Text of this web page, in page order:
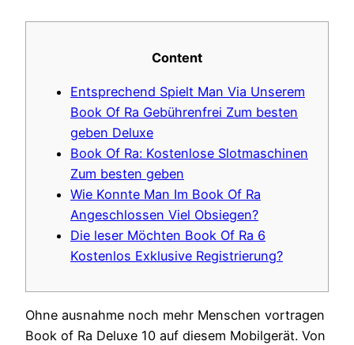
Content
Entsprechend Spielt Man Via Unserem
Book Of Ra Gebührenfrei Zum besten
geben Deluxe
Book Of Ra: Kostenlose Slotmaschinen
Zum besten geben
Wie Konnte Man Im Book Of Ra
Angeschlossen Viel Obsiegen?
Die leser Möchten Book Of Ra 6
Kostenlos Exklusive Registrierung?
Ohne ausnahme noch mehr Menschen vortragen
Book of Ra Deluxe 10 auf diesem Mobilgerät. Von